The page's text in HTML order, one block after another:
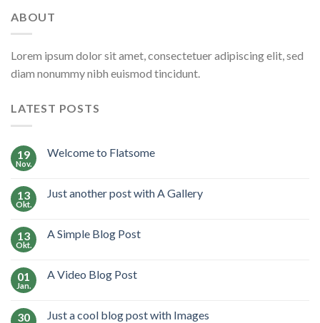
ABOUT
Lorem ipsum dolor sit amet, consectetuer adipiscing elit, sed
diam nonummy nibh euismod tincidunt.
LATEST POSTS
19
Nov.
Welcome to Flatsome
13
Okt.
Just another post with A Gallery
13
Okt.
A Simple Blog Post
01
Jan.
A Video Blog Post
30 Just a cool blog post with Images